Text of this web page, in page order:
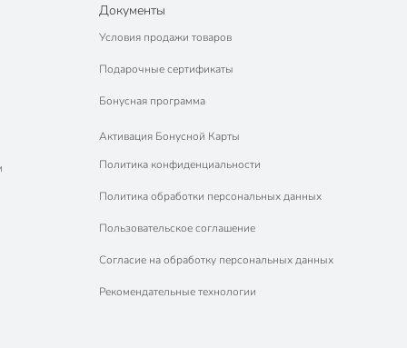
Документы
Условия продажи товаров
Подарочные сертификаты
Бонусная программа
Активация Бонусной Карты
Политика конфиденциальности
Политика обработки персональных данных
Пользовательское соглашение
Согласие на обработку персональных данных
Рекомендательные технологии